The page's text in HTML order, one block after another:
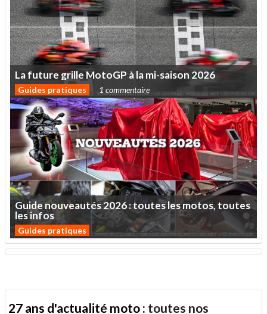
Lafuturegrille MotoGP àlami-saison 2026
Guides pratiques 1 commentaire
Guidenouveautés2026:touteslesmotos,toutes
lesinfos
Guides pratiques
27 ans d'actualité moto : toutes nos